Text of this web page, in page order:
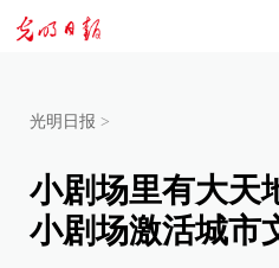
光明日报 >
小剧场里有大
小剧场激活城市